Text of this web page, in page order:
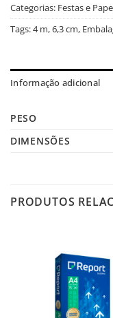
Categorias: Festas e
Tags:4 m,6,3 cm,
Informação adicional
PESO
DIMENSÕES
PRODUTOS